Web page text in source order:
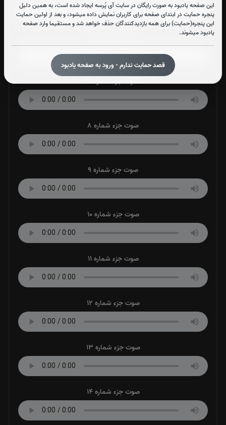
این صفحه یادبود به صورت رایگان در سایت آی پُرسه ایجاد شده است، به همین دلیل
پنجره حمایت در ابتدای صفحه برای کاربران نمایش داده میشود، و بعد از اولین حمایت
این پنجره(حمایت) برای همه بازدیدکنندگان حذف خواهد شد و مستقیما وارد صفحه
یادبود میشوند.
قصد حمایت ندارم - ورود به صفحه یادبود
صوت جزء شماره 7
صوت جزء شماره 8
صوت جزء شماره 9
صوت جزء شماره 10
صوت جزء شماره 11
صوت جزء شماره 12
صوت جزء شماره 13
صوت جزء شماره 14